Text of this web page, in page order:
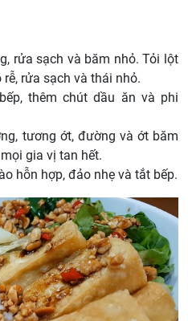
rửa sạch và băm nhỏ. Tỏi lột
rửa sạch và thái nhỏ.
thêm chút dầu ăn và phi
tương ớt, đường và ớt băm
gia vị tan hết.
hỗn hợp, đảo nhẹ và tắt bếp.